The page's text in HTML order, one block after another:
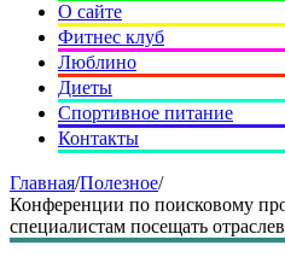
О сайте
Фитнес клуб
Люблино
Диеты
Спортивное питание
Контакты
Главная/Полезное/
Конференции по поисковому
специалистам посещать